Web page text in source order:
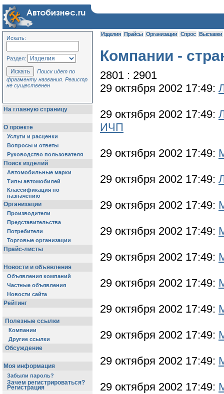
Искать:
Раздел:
Поиск идет по
фрагменту названия. Регистр
не существенен
На главную страницу
О проекте
Услуги и расценки
Вопросы и ответы
Руководство пользователя
Поиск изделий
Автомобильные марки
Типы автомобилей
Классификация по
назначению
Организации
Производители
Представительства
Потребители
Торговые организации
Прайс-листы
Новости и объявления
Объявления компаний
Частные объявления
Новости сайта
Рейтинг
Полезные ссылки
Компании
Другие ссылки
Обсуждение
Моя информация
Забыли пароль?
Зачем регистрироваться?
Регистрация
Изделия Прайсы Организации Спрос Выставки
Компании -
2801 : 2901
29 октября 2002 17:49:
29 октября 2002 17:49:
ИЧП
29 октября 2002 17:49:
29 октября 2002 17:49:
29 октября 2002 17:49:
29 октября 2002 17:49:
29 октября 2002 17:49:
29 октября 2002 17:49:
29 октября 2002 17:49:
29 октября 2002 17:49:
29 октября 2002 17:49:
29 октября 2002 17:49: